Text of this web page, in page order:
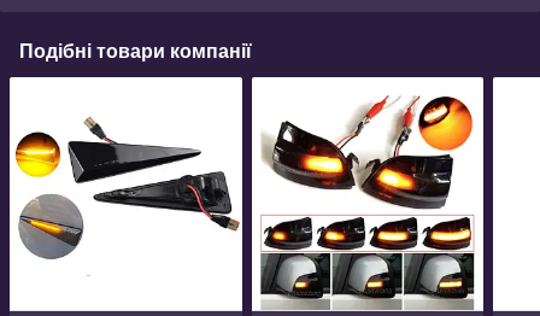
Подібні товари компанії